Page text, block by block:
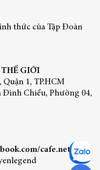
thức của Tập Đoàn
THẾ GIỚI
1, TP.HCM
Đình Chiểu, Phường 04,
cafe.net.vn